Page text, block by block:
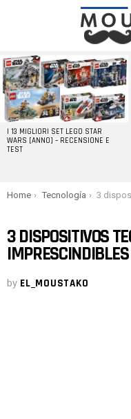
LATEST
STORIES
I 13 MIGLIORI SET LEGO STAR
WARS [ANNO] – RECENSIONE E
TEST
You are here:
Home Tecnología 3 dispositivos
3 DISPOSITIVOS
by EL_MOUSTAKO